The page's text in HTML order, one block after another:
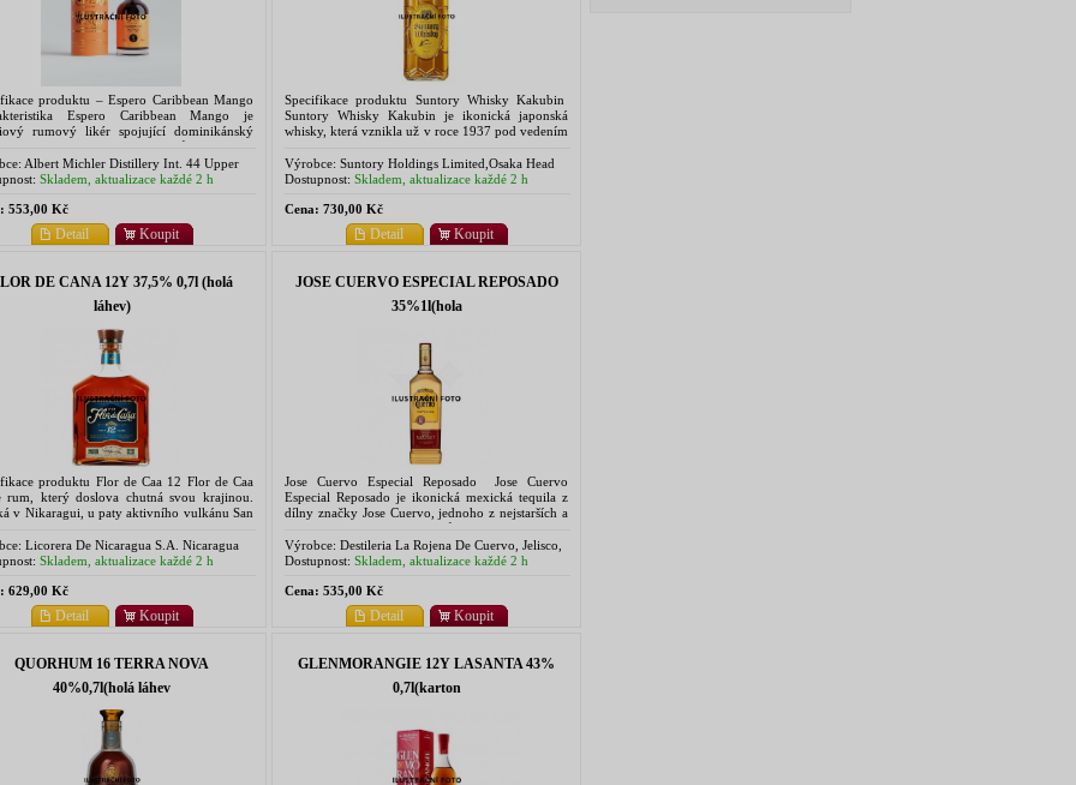
produktu – Espero Caribbean Mango
Espero Caribbean Mango je
rumový likér spojující dominikánský
7 let s intenzivní chutí a vůní dokonale
Albert Michler Distillery Int. 44 Upper
Road, Bristol, UK
Skladem, aktualizace každé 2 h
553,00 Kč
Koupit
Detail
Specifikace produktu Suntory Whisky Kakubin
Suntory Whisky Kakubin je ikonická japonská
whisky, která vznikla už v roce 1937 pod vedením
jejího...
Výrobce: Suntory Holdings Limited,Osaka Head
Office, 2 Chome ojima 1-40,5300004 Osaka,JP
Dostupnost: Skladem, aktualizace každé 2 h
Cena: 730,00 Kč
Koupit
Detail
DE CANA 12Y 37,5% 0,7l (holá
láhev)
produktu Flor de Caa 12 Flor de Caa
rum, který doslova chutná svou krajinou.
v Nikaragui, u paty aktivního vulkánu San
a...
Licorera De Nicaragua S.A. Nicaragua
Skladem, aktualizace každé 2 h
629,00 Kč
Koupit
Detail
JOSE CUERVO ESPECIAL REPOSADO
35%1l(hola
Jose Cuervo Especial Reposado Jose Cuervo
Especial Reposado je ikonická mexická tequila z
dílny značky Jose Cuervo, jednoho z nejstarších a
nejuznávanějších producentů tequily na světě.
Oblíbená...
Výrobce: Destileria La Rojena De Cuervo, Jelisco,
Mexico
Dostupnost: Skladem, aktualizace každé 2 h
Cena: 535,00 Kč
Koupit
Detail
QUORHUM 16 TERRA NOVA
40%0,7l(holá láhev
GLENMORANGIE 12Y LASANTA 43%
0,7l(karton